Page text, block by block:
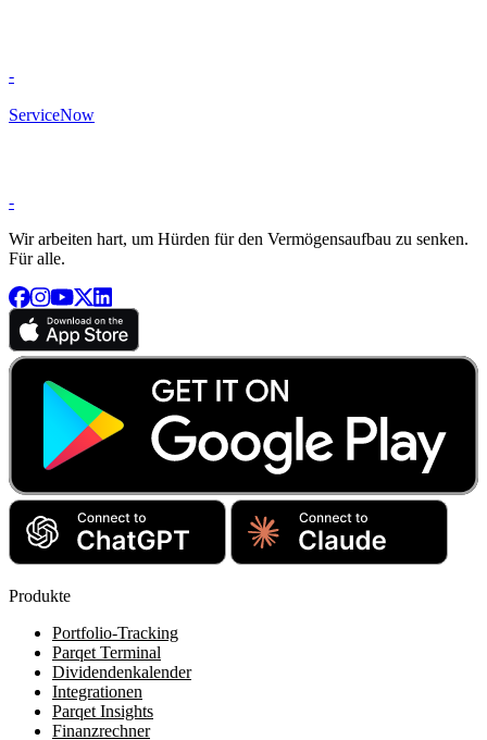
-
ServiceNow
-
Wir arbeiten hart, um Hürden für den Vermögensaufbau zu senken.
Für alle.
Produkte
Portfolio-Tracking
Parqet Terminal
Dividendenkalender
Integrationen
Parqet Insights
Finanzrechner